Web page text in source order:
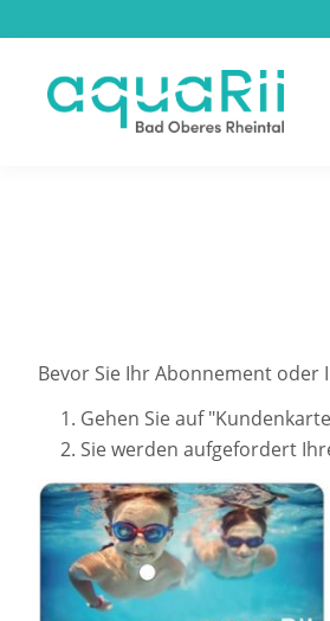
Bevor Sie Ihr Abonnement
Gehen Sie auf
Sie werden aufgefordert